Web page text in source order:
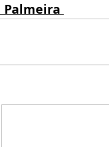
Palmeira